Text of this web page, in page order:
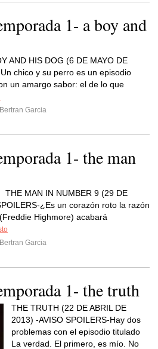
1- a boy and
AND HIS DOG (6 DE MAYO DE
chico y su perro es un episodio
un amargo sabor: el de lo que
Garcia
1- the man
THE MAN IN NUMBER 9 (29 DE
¿Es un corazón roto la razón
Highmore) acabará
Garcia
1- the truth
THE TRUTH (22 DE ABRIL DE
2013) -AVISO SPOILERS-Hay dos
problemas con el episodio titulado
La verdad. El primero, es mío. No